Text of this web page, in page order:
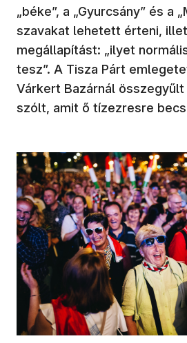
„béke”, a „Gyurcsány” és a
szavakat lehetett érteni,
megállapítást: „ilyet
tesz”. A Tisza Párt
Várkert Bazárnál
szólt, amit ő tízezresre